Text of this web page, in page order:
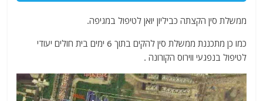
ממשלת סין הקצתה כביליון יואן לטיפול במגיפה.
כמו כן מתכננת ממשלת סין להקים בתוך 6 ימים בית חולים יעודי
לטיפול בנפגעי ווירוס הקורונה .